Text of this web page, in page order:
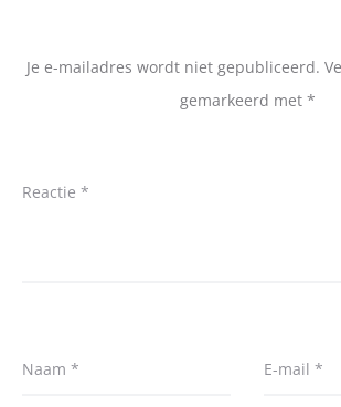
Je e-mailadres wordt niet gepubliceerd.
gemarkeerd met *
Reactie *
Naam * E-mail *